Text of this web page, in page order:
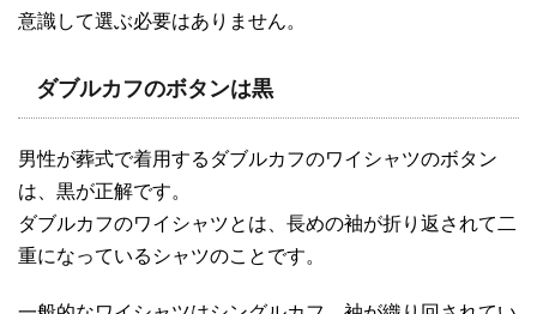
意識して選ぶ必要はありません。
ダブルカフのボタンは黒
男性が葬式で着用するダブルカフのワイシャツのボタン
は、黒が正解です。
ダブルカフのワイシャツとは、長めの袖が折り返されて二
重になっているシャツのことです。